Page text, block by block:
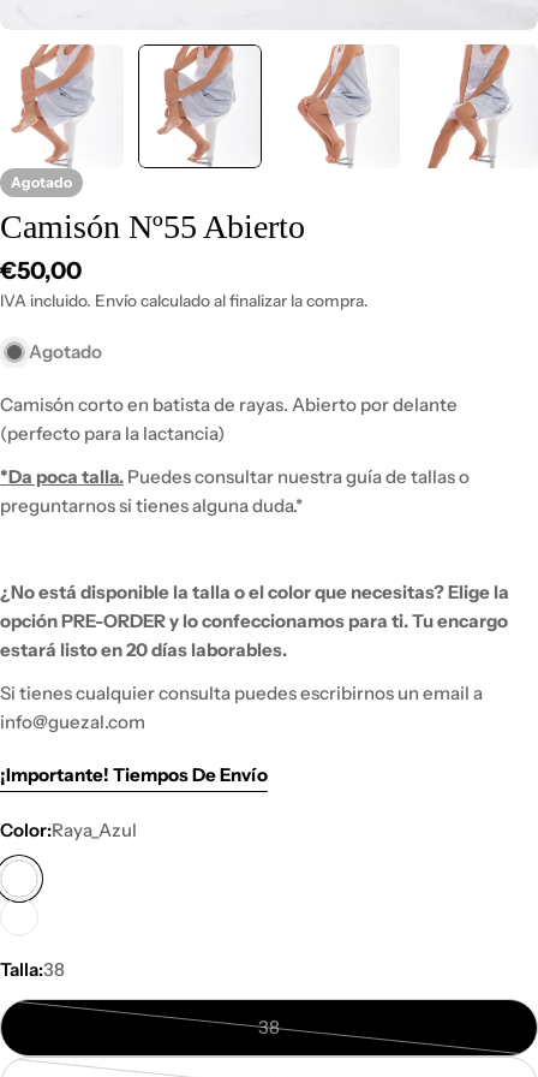
Agotado
Camisón Nº55 Abierto
Precio
habitual
€50,00
IVA incluido. Envío calculado al finalizar la compra.
Agotado
Camisón corto en batista de rayas. Abierto por delante
(perfecto para la lactancia)
*Da poca talla. Puedes consultar nuestra guía de tallas o
preguntarnos si tienes alguna duda.*
¿No está disponible la talla o el color que necesitas?Elige la
opción PRE-ORDER y loconfeccionamos para ti. Tu encargo
estará listo en 20 días laborables.
Si tienescualquier consulta puedes escribirnos un email a
info@guezal.com
¡Importante! Tiempos De Envío
Color:Raya_Azul
Talla:38
38
Variante